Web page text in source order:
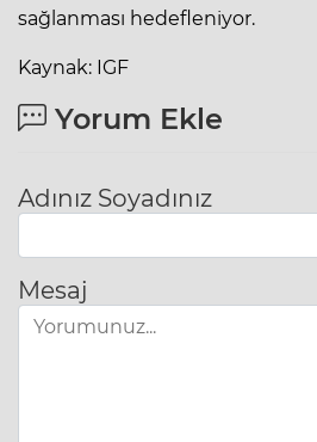
sağlanması hedefleniyor.
Kaynak: IGF
Yorum Ekle
Adınız Soyadınız
Mesaj